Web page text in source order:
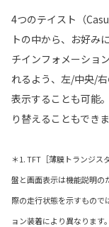
4つのテイスト（
トの中から、お好み
チインフォメーショ
れるよう、左/中央/
表示することも可能
り替えることもできま
＊1. TFT［薄膜トランジ
盤と画面表示は機能説明の
際の走行状態を示すもの
ョン装着により異なります。